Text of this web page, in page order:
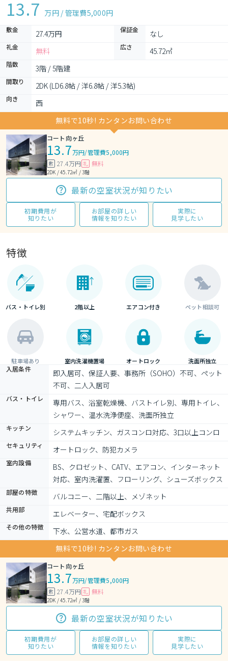
13.7 万円 / 管理費5,000円
敷金 27.4万円 保証金 なし
礼金 無料 広さ 45.72㎡
階数 3階 / 5階建
間取り 2DK (LD6.8帖 / 洋6.8帖 / 洋5.3帖)
向き
西
無料で10秒! カンタンお問い合わせ
コート向ヶ丘
13.7万円/管理費5,000円
敷 27.4万円 礼 無料
2DK / 45.72㎡ / 3階
最新の空室状況が知りたい
初期費用が
知りたい
お部屋の詳しい
情報を知りたい
実際に
見学したい
特徴
バス・トイレ別 2階以上 エアコン付き ペット相談可
駐車場あり 室内洗濯機置場 オートロック 洗面所独立
入居条件
即入居可、保証人要、事務所（SOHO）不可、ペット
不可、二人入居可
バス・トイレ
専用バス、浴室乾燥機、バストイレ別、専用トイレ、
シャワー、温水洗浄便座、洗面所独立
キッチン システムキッチン、ガスコンロ対応、3口以上コンロ
セキュリティ オートロック、防犯カメラ
室内設備
BS、クロゼット、CATV、エアコン、インターネット
対応、室内洗濯置、フローリング、シューズボックス
部屋の特徴 バルコニー、二階以上、メゾネット
共用部 エレベーター、宅配ボックス
その他の特徴
下水、公営水道、都市ガス
無料で10秒! カンタンお問い合わせ
コート向ヶ丘
13.7万円/管理費5,000円
敷 27.4万円 礼 無料
2DK / 45.72㎡ / 3階
最新の空室状況が知りたい
初期費用が
知りたい
お部屋の詳しい
情報を知りたい
実際に
見学したい